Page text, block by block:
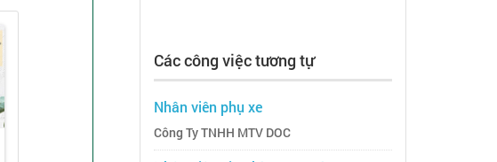
Các công việc tương tự
Nhân viên phụ xe
Công Ty TNHH MTV DOC